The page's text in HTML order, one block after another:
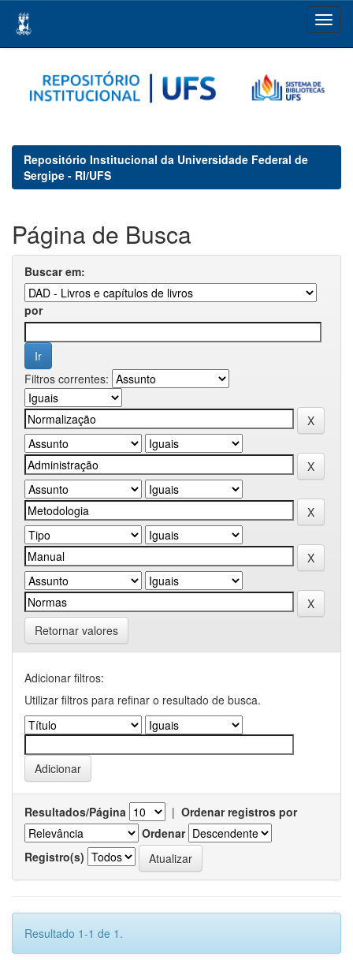
navigation
Repositório Institucional da Universidade Federal de
Sergipe - RI/UFS
Página de Busca
Buscar em:
por
Filtros correntes:
Retornar valores
Adicionar filtros:
Utilizar filtros para refinar o resultado de busca.
Resultados/Página | Ordenar registros por
Ordenar
Registro(s)
Resultado 1-1 de 1.